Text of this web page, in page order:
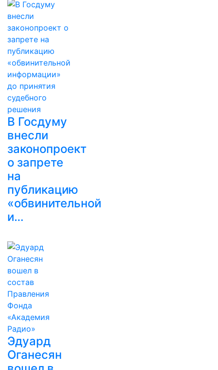
В Госдуму
внесли
законопроект
о запрете
на
публикацию
«обвинительной
и…
Эдуард
Оганесян